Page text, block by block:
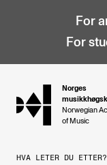
For
For
hjem
Norges
Norwegian
of Music
HVA LETER DU ETTER?